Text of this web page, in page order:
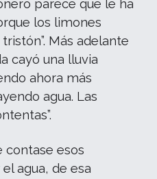
parece que le ha
los limones
Más adelante
cayó una lluvia
ahora más
agua. Las
contase esos
agua, de esa